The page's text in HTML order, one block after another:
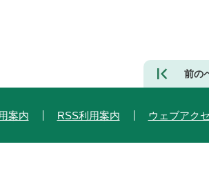
前の
案内 RSS利用案内 ウェブアク